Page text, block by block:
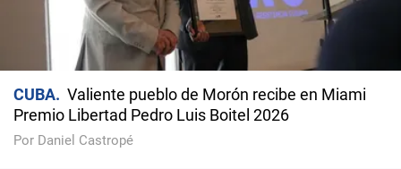
CUBA
Valiente pueblo de Morón recibe en Miami
Premio Libertad Pedro Luis Boitel 2026
Por Daniel Castropé